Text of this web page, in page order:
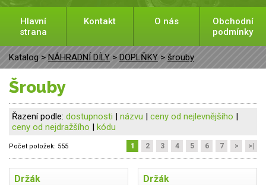
Hlavní
strana
Kontakt O nás
Obchodní
podmínky
Katalog > NÁHRADNÍ DÍLY > DOPLŇKY > šrouby
šrouby
Řazení podle: dostupnosti | názvu | ceny od nejlevnějšího |
ceny od nejdražšího | kódu
Počet položek: 555 1 2 3 4 5 6 7 > >|
Držák Držák